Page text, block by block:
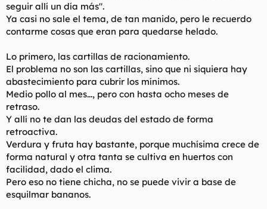
seguir allí un día más".
Ya casi no sale el tema, de tan manido, pero le recuerdo
contarme cosas que eran para quedarse helado.
Lo primero, las cartillas de racionamiento.
El problema no son las cartillas, sino que ni siquiera hay
abastecimiento para cubrir los mínimos.
Medio pollo al mes..., pero con hasta ocho meses de
retraso.
Y allí no te dan las deudas del estado de forma
retroactiva.
Verdura y fruta hay bastante, porque muchísima crece de
forma natural y otra tanta se cultiva en huertos con
facilidad, dado el clima.
Pero eso no tiene chicha, no se puede vivir a base de
esquilmar bananos.